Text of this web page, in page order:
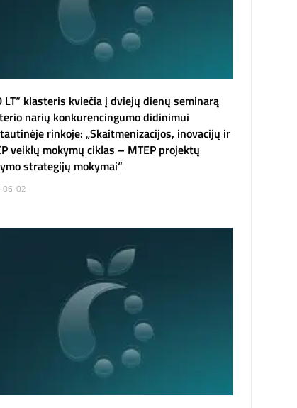
LT“ klasteris kviečia į dviejų dienų seminarą
narių konkurencingumo didinimui
rinkoje: „Skaitmenizacijos, inovacijų ir
veiklų mokymų ciklas – MTEP projektų
strategijų mokymai“
06-02